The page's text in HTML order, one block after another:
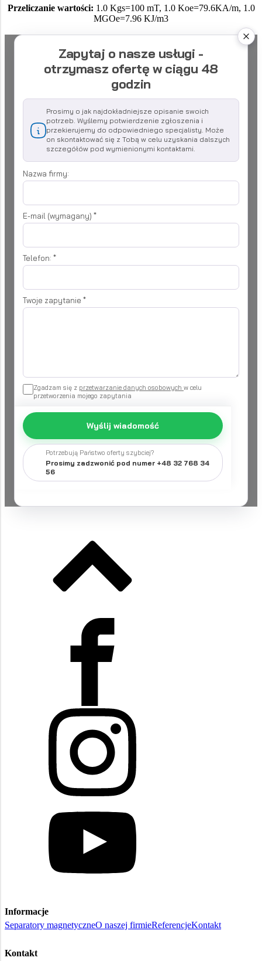
Przeliczanie wartości: 1.0 Kgs=100 mT, 1.0 Koe=79.6KA/m, 1.0
MGOe=7.96 KJ/m3
Zapytaj o nasze usługi -
otrzymasz ofertę w ciągu 48
godzin
Prosimy o jak najdokładniejsze opisanie swoich
potrzeb. Wyślemy potwierdzenie zgłoszenia i
przekierujemy do odpowiedniego specjalisty. Może
on skontaktować się z Tobą w celu uzyskania dalszych
szczegółów pod wymienionymi kontaktami.
Nazwa firmy:
E-mail (wymagany) *
Telefon: *
Twoje zapytanie *
Zgadzam się z przetwarzanie danych osobowych w celu
przetworzenia mojego zapytania
Wyślij wiadomość
Potrzebują Państwo oferty szybciej?
Prosimy zadzwonić pod numer +48 32 768 34
56
Informacje
Separatory magnetyczneO naszej firmieReferencjeKontakt
Kontakt